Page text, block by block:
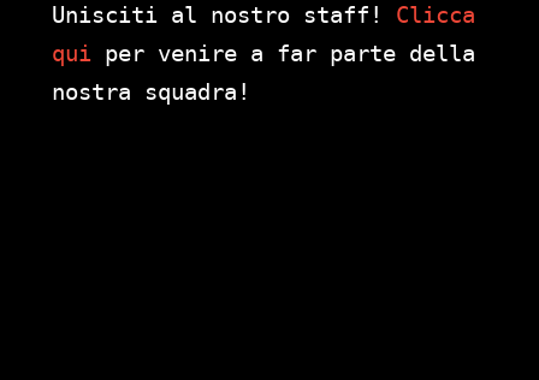
Unisciti al nostro staff! Clicca
qui per venire a far parte della
nostra squadra!